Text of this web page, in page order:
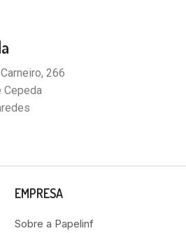
266
Cepeda
EMPRESA
Sobre a Papelinf